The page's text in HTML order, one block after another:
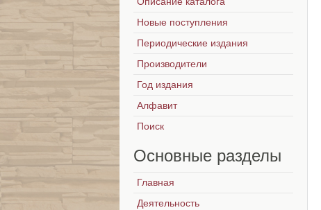
Новые поступления
Периодические издания
Производители
Год издания
Алфавит
Поиск
Основные разделы
Главная
Деятельность